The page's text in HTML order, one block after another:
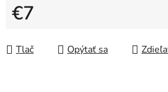
€7
Tlač
Opýtať sa